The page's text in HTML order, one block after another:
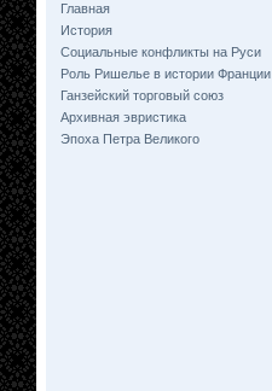
Главная
История
Социальные конфликты на Руси
Роль Ришелье в истории Франции
Ганзейский торговый союз
Архивная эвристика
Эпоха Петра Великого